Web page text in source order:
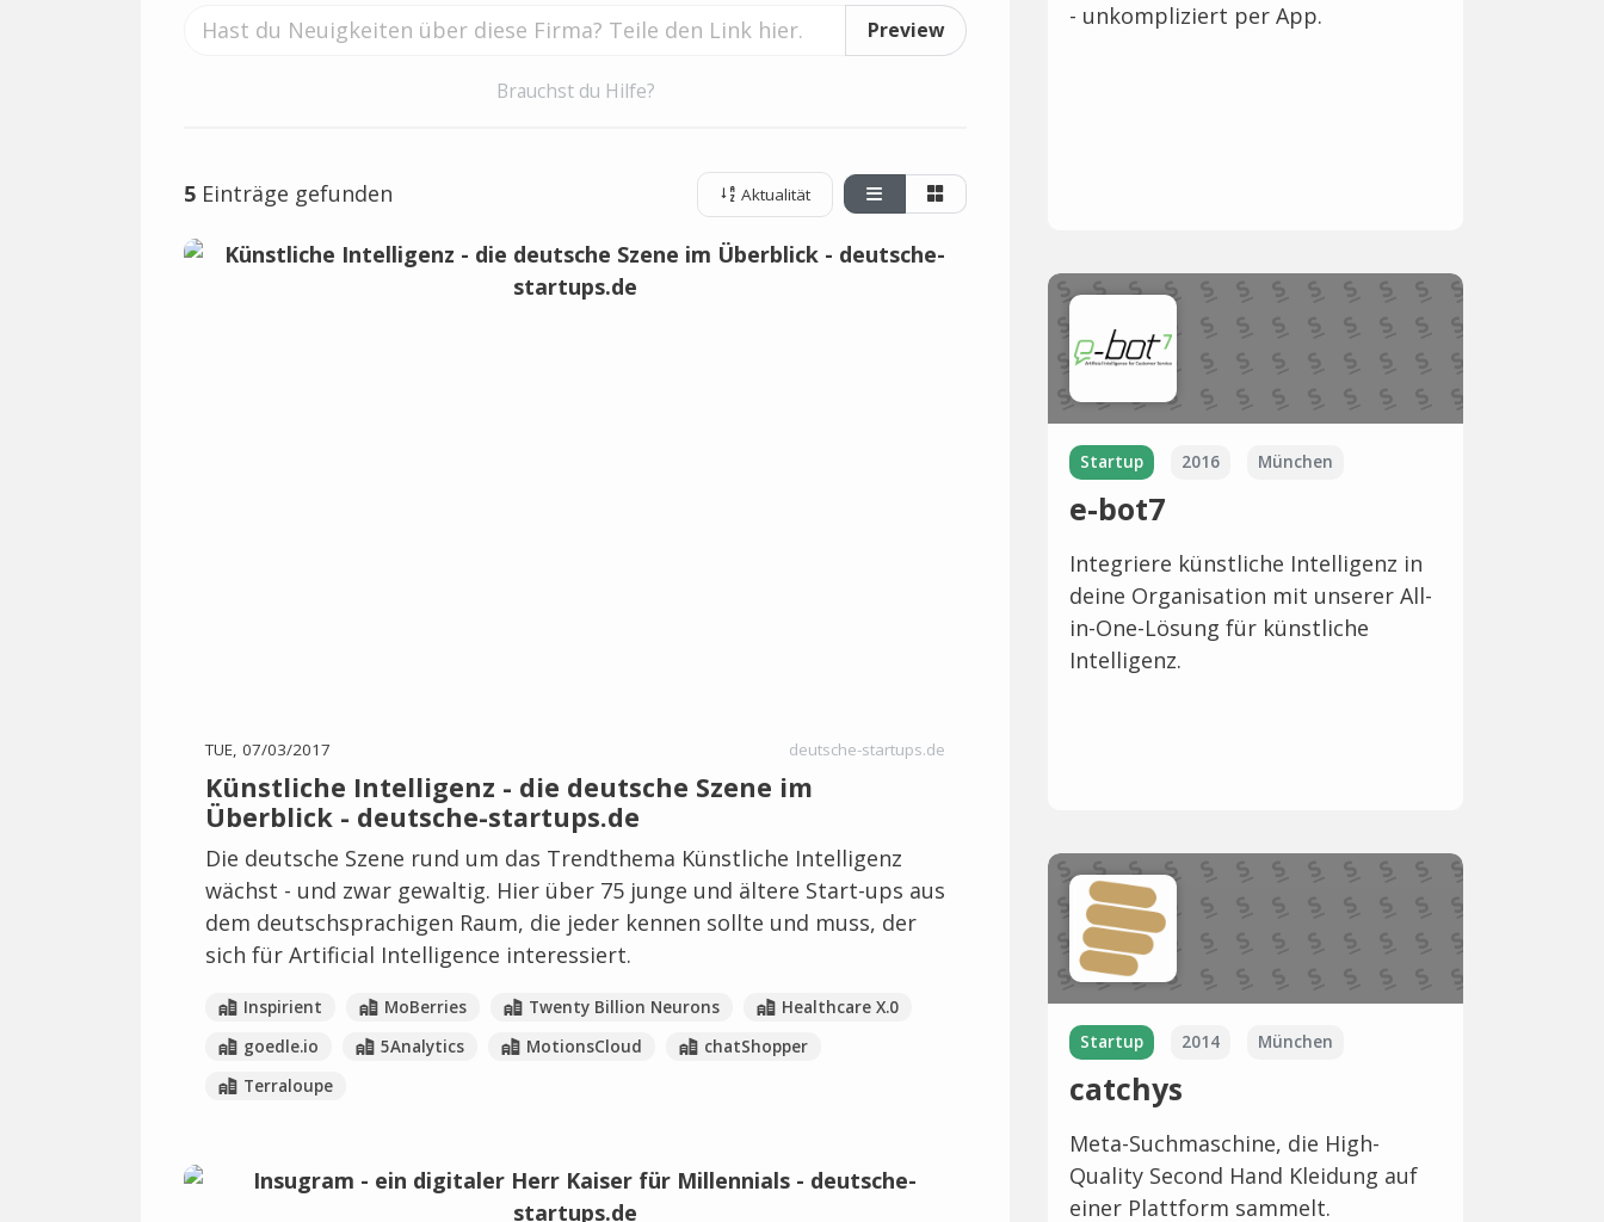
Preview
Brauchst du Hilfe?
5 Einträge gefunden Aktualität
TUE, 07/03/2017 deutsche-startups.de
Künstliche Intelligenz - die deutsche Szene im
Überblick - deutsche-startups.de
Die deutsche Szene rund um das Trendthema Künstliche Intelligenz
wächst - und zwar gewaltig. Hier über 75 junge und ältere Start-ups aus
dem deutschsprachigen Raum, die jeder kennen sollte und muss, der
sich für Artificial Intelligence interessiert.
Inspirient MoBerries Twenty Billion Neurons
Healthcare X.0
goedle.io
5Analytics MotionsCloud
chatShopper
Terraloupe
- unkompliziert per App.
Startup 2016 München
e-bot7
Integriere künstliche Intelligenz in
deine Organisation mit unserer All-
in-One-Lösung für künstliche
Intelligenz.
Startup 2014 München
catchys
Meta-Suchmaschine, die High-
Quality Second Hand Kleidung auf
einer Plattform sammelt.